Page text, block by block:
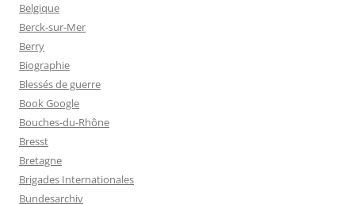
Belgique
Berck-sur-Mer
Berry
Biographie
Blessés de guerre
Book Google
Bouches-du-Rhône
Bresst
Bretagne
Brigades Internationales
Bundesarchiv